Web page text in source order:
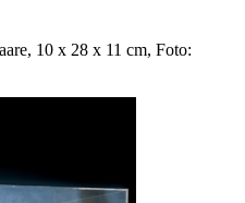
10 x 28 x 11 cm, Foto: